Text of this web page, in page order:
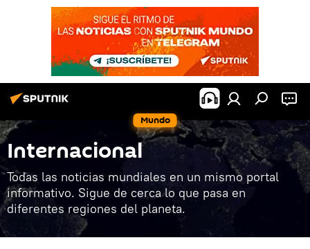
Mundo
Internacional
Todas las noticias mundiales en un mismo portal
informativo. Sigue de cerca lo que pasa en
diferentes regiones del planeta.